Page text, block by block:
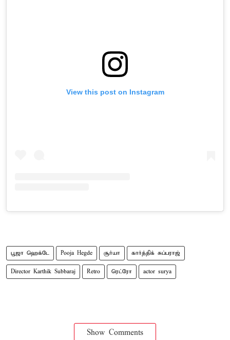
View this post on Instagram
பூஜா ஹெக்டே Pooja Hegde சூர்யா கார்த்திக் சுப்பராஜ்
Director Karthik Subbaraj Retro ரெட்ரோ actor surya
Show Comments